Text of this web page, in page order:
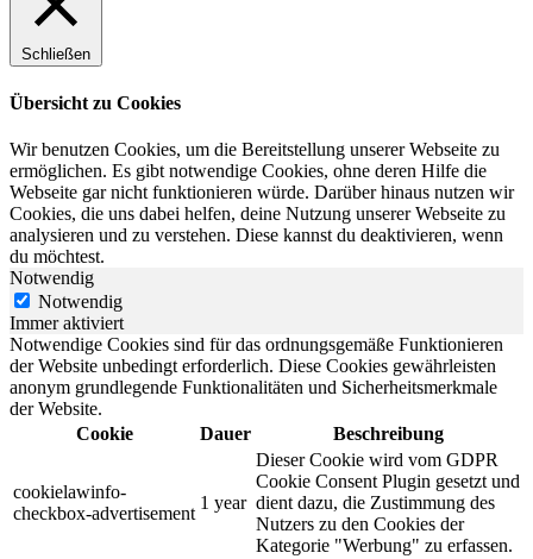
Schließen
Übersicht zu Cookies
Wir benutzen Cookies, um die Bereitstellung unserer Webseite zu
ermöglichen. Es gibt notwendige Cookies, ohne deren Hilfe die
Webseite gar nicht funktionieren würde. Darüber hinaus nutzen wir
Cookies, die uns dabei helfen, deine Nutzung unserer Webseite zu
analysieren und zu verstehen. Diese kannst du deaktivieren, wenn
du möchtest.
Notwendig
Notwendig
Immer aktiviert
Notwendige Cookies sind für das ordnungsgemäße Funktionieren
der Website unbedingt erforderlich. Diese Cookies gewährleisten
anonym grundlegende Funktionalitäten und Sicherheitsmerkmale
der Website.
Cookie
Dauer Beschreibung
cookielawinfo-
checkbox-advertisement
1 year
Dieser Cookie wird vom GDPR
Cookie Consent Plugin gesetzt und
dient dazu, die Zustimmung des
Nutzers zu den Cookies der
Kategorie "Werbung" zu erfassen.